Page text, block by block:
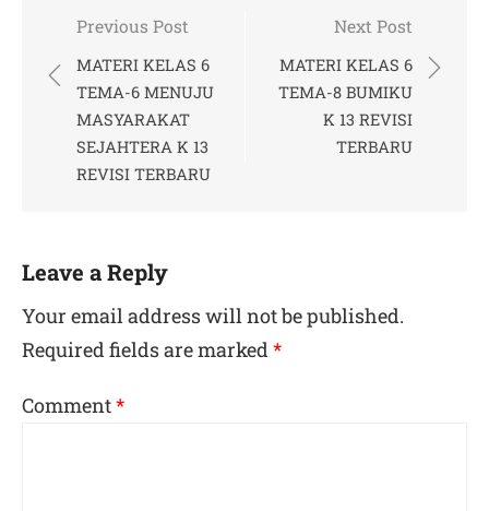
Post
navigation
Previous Post
MATERI KELAS 6
TEMA-6 MENUJU
MASYARAKAT
SEJAHTERA K 13
REVISI TERBARU
Next Post
MATERI KELAS 6
TEMA-8 BUMIKU
K 13 REVISI
TERBARU
Leave a Reply
Your email address will not be published.
Required fields are marked*
Comment*